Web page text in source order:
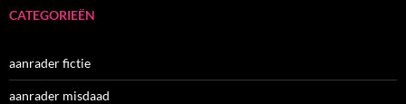
CATEGORIEËN
aanrader fictie
aanrader misdaad